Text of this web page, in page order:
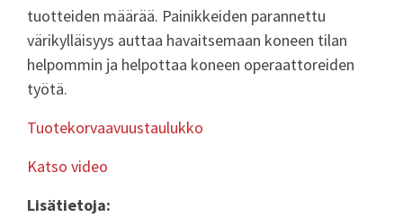
tuotteiden määrää. Painikkeiden parannettu
värikylläisyys auttaa havaitsemaan koneen tilan
helpommin ja helpottaa koneen operaattoreiden
työtä.
Tuotekorvaavuustaulukko
Katso video
Lisätietoja: